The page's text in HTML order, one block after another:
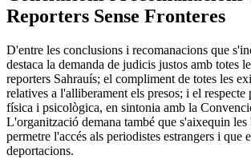
Reporters Sense Fronteres
D'entre les conclusions i recomanacions que
destaca la demanda de judicis justos amb totes
reporters Sahrauís; el compliment de totes les
relatives a l'alliberament els presos; i el respecte
física i psicològica, en sintonia amb la
L'organització demana també que s'aixequin les
permetre l'accés als periodistes estrangers i que
deportacions.